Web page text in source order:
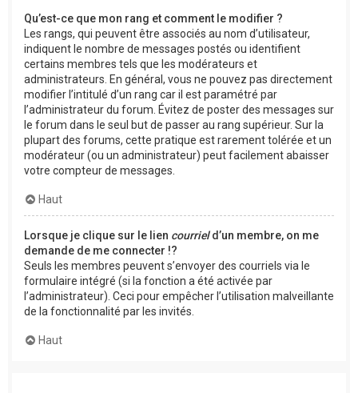
Qu’est-ce que mon rang et comment le modifier ?
Les rangs, qui peuvent être associés au nom d’utilisateur,
indiquent le nombre de messages postés ou identifient
certains membres tels que les modérateurs et
administrateurs. En général, vous ne pouvez pas directement
modifier l’intitulé d’un rang car il est paramétré par
l’administrateur du forum. Évitez de poster des messages sur
le forum dans le seul but de passer au rang supérieur. Sur la
plupart des forums, cette pratique est rarement tolérée et un
modérateur (ou un administrateur) peut facilement abaisser
votre compteur de messages.
Haut
Lorsque je clique sur le lien courrield’un membre, on me
demande de me connecter !?
Seuls les membres peuvent s’envoyer des courriels via le
formulaire intégré (si la fonction a été activée par
l’administrateur). Ceci pour empêcher l’utilisation malveillante
de la fonctionnalité par les invités.
Haut